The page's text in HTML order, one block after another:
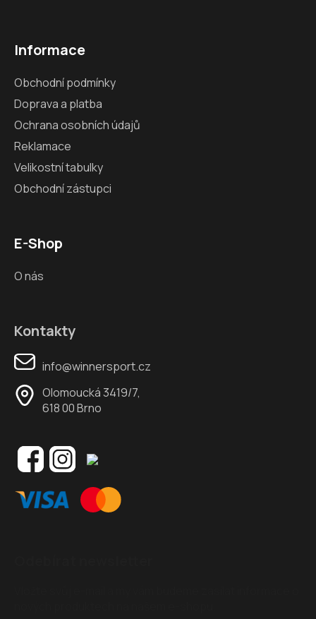
Informace
Obchodní podmínky
Doprava a platba
Ochrana osobních údajů
Reklamace
Velikostní tabulky
Obchodní zástupci
E-Shop
O nás
Kontakty
info@winnersport.cz
Olomoucká 3419/7,
618 00 Brno